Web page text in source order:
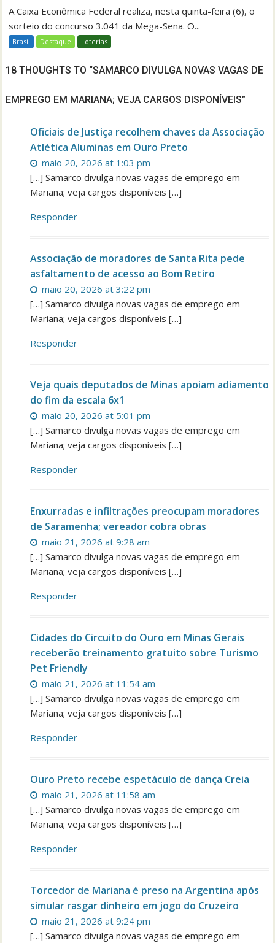
A Caixa Econômica Federal realiza, nesta quinta-feira (6), o
sorteio do concurso 3.041 da Mega-Sena. O...
Brasil Destaque Loterias
18 THOUGHTS TO “SAMARCO DIVULGA NOVAS VAGAS DE
EMPREGO EM MARIANA; VEJA CARGOS DISPONÍVEIS”
Oficiais de Justiça recolhem chaves da Associação
Atlética Aluminas em Ouro Preto
maio 20, 2026 at 1:03 pm
[…] Samarco divulga novas vagas de emprego em
Mariana; veja cargos disponíveis […]
Responder
Associação de moradores de Santa Rita pede
asfaltamento de acesso ao Bom Retiro
maio 20, 2026 at 3:22 pm
[…] Samarco divulga novas vagas de emprego em
Mariana; veja cargos disponíveis […]
Responder
Veja quais deputados de Minas apoiam adiamento
do fim da escala 6x1
maio 20, 2026 at 5:01 pm
[…] Samarco divulga novas vagas de emprego em
Mariana; veja cargos disponíveis […]
Responder
Enxurradas e infiltrações preocupam moradores
de Saramenha; vereador cobra obras
maio 21, 2026 at 9:28 am
[…] Samarco divulga novas vagas de emprego em
Mariana; veja cargos disponíveis […]
Responder
Cidades do Circuito do Ouro em Minas Gerais
receberão treinamento gratuito sobre Turismo
Pet Friendly
maio 21, 2026 at 11:54 am
[…] Samarco divulga novas vagas de emprego em
Mariana; veja cargos disponíveis […]
Responder
Ouro Preto recebe espetáculo de dança Creia
maio 21, 2026 at 11:58 am
[…] Samarco divulga novas vagas de emprego em
Mariana; veja cargos disponíveis […]
Responder
Torcedor de Mariana é preso na Argentina após
simular rasgar dinheiro em jogo do Cruzeiro
maio 21, 2026 at 9:24 pm
[…] Samarco divulga novas vagas de emprego em